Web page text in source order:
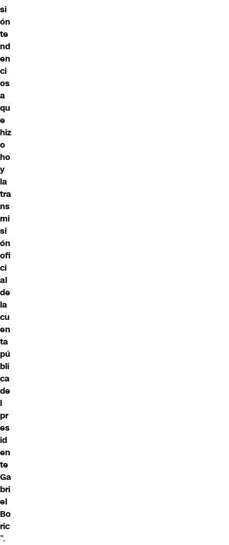
si
ón
te
nd
en
ci
os
a
qu
e
hiz
o
ho
y
la
tra
ns
mi
si
ón
ofi
ci
al
de
la
cu
en
ta
pú
bli
ca
de
l
pr
es
id
en
te
Ga
bri
el
Bo
ric
”.